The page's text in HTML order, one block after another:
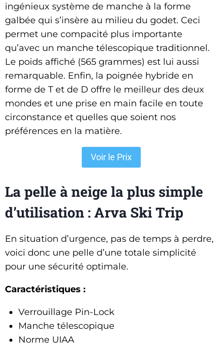
ingénieux système de manche à la forme
galbée qui s’insère au milieu du godet. Ceci
permet une compacité plus importante
qu’avec un manche télescopique traditionnel.
Le poids affiché (565 grammes) est lui aussi
remarquable. Enfin, la poignée hybride en
forme de T et de D offre le meilleur des deux
mondes et une prise en main facile en toute
circonstance et quelles que soient nos
préférences en la matière.
Voir le Prix
La pelle à neige la plus simple
d’utilisation : Arva Ski Trip
En situation d’urgence, pas de temps à perdre,
voici donc une pelle d’une totale simplicité
pour une sécurité optimale.
Caractéristiques :
Verrouillage Pin-Lock
Manche télescopique
Norme UIAA